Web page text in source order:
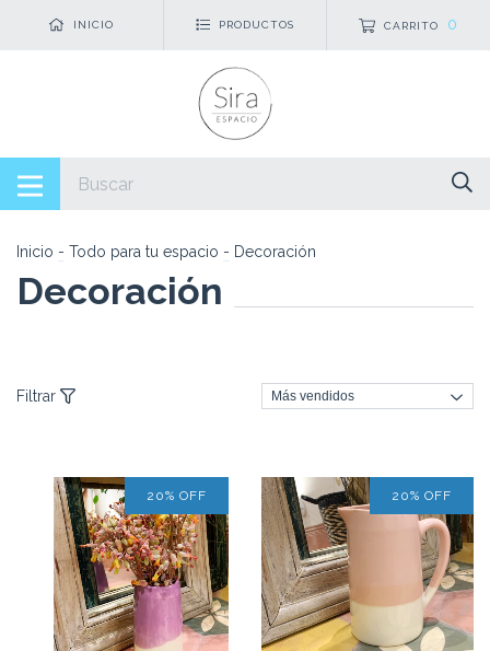
INICIO PRODUCTOS CARRITO 0
Inicio - Todo para tu espacio - Decoración
Decoración
Filtrar
20% OFF 20% OFF